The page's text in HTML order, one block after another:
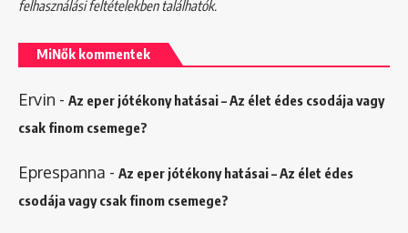
felhasználási feltételekbentalálhatók.
MiNők kommentek
Ervin - Az eper jótékony hatásai – Az élet édes csodája vagy
csak finom csemege?
Eprespanna - Az eper jótékony hatásai – Az élet édes
csodája vagy csak finom csemege?